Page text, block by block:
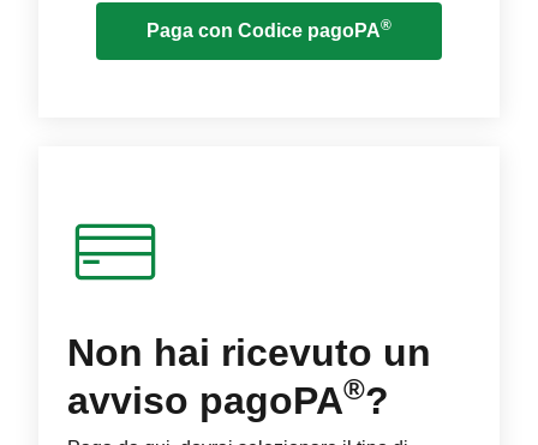
Paga con Codice pagoPA®
Non hai ricevuto un
avviso pagoPA®?